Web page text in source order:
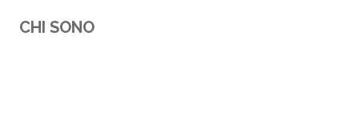
CHI SONO